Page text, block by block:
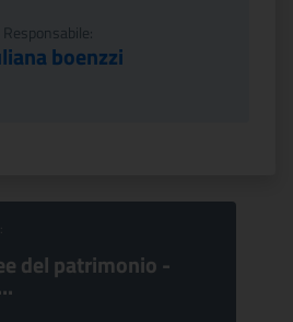
Responsabile:
boenzzi
del patrimonio -